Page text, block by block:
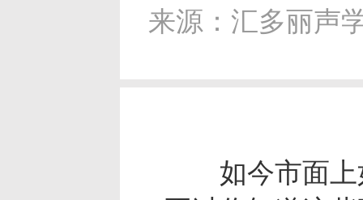
来源：汇多丽声
如今市面上